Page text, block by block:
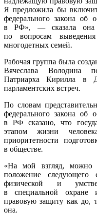
Я предложила бы
федерального закона об
в РФ», — сказала она
по вопросам
многодетных семей.
Рабочая группа была
Вячеслава Володина
Патриарха Кирилла в
парламентских встреч.
По словам
федерального закона об
в РФ сказано, что
этапом жизни
приоритетности
в обществе.
«На мой взгляд, можно
положение следующего
физической и
в специальной охране
правовую защиту как до,
она.